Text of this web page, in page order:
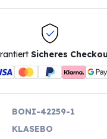
Sicheres
BONI-42259-1
KLASEBO